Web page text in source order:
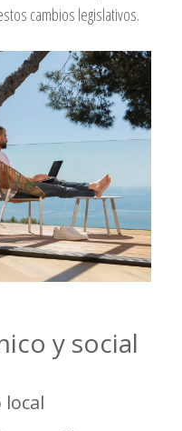
cambios legislativos.
y social